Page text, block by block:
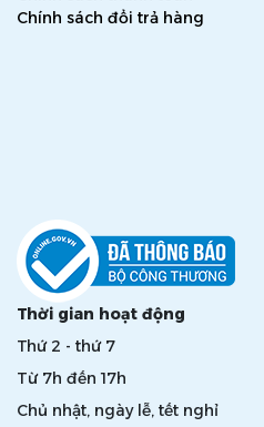
Chính sách đổi trả hàng
Thời gian hoạt động
Thứ 2 - thứ 7
Từ 7h đến 17h
Chủ nhật, ngày lễ, tết nghỉ